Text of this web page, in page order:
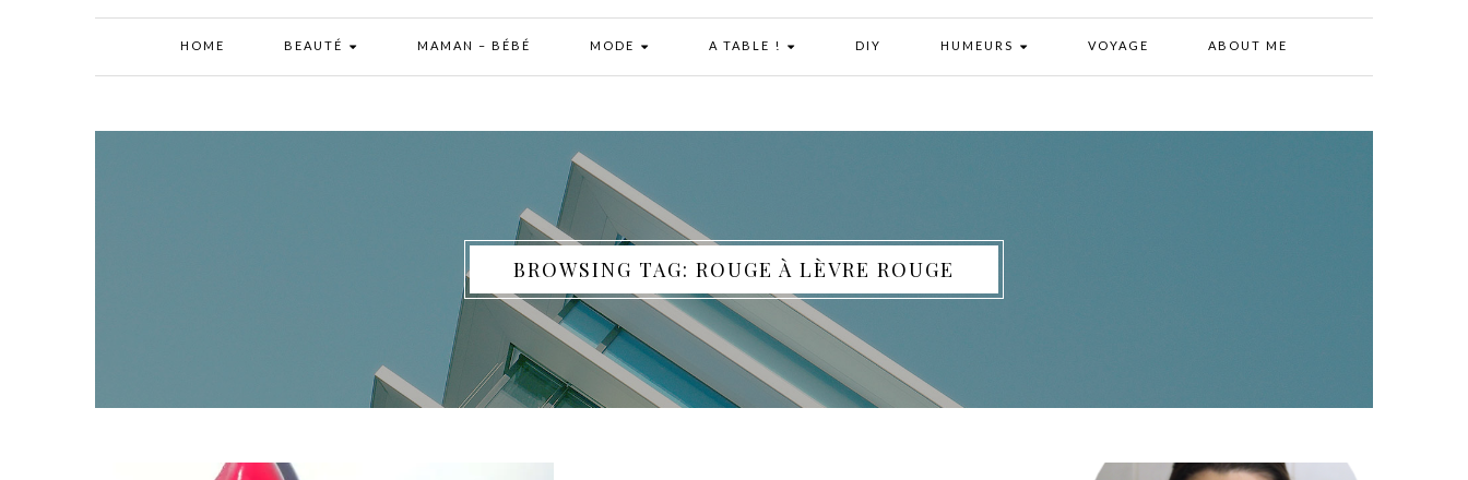
HOME BEAUTÉ MAMAN – BÉBÉ MODE A TABLE ! DIY HUMEURS VOYAGE ABOUT ME
BROWSING TAG: ROUGE À LÈVRE ROUGE